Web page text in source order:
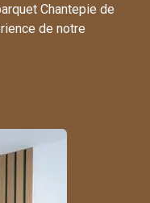
Chantepie de
de notre